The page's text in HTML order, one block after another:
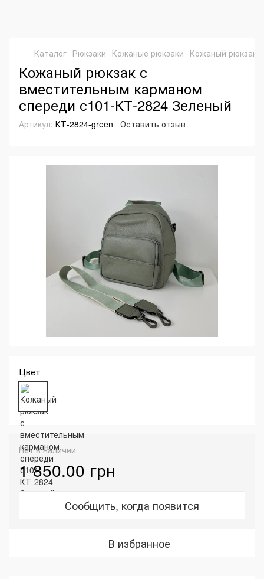
Каталог Рюкзаки Кожаные рюкзаки Кожаный рюкзак
Кожаный рюкзак с
вместительным карманом
спереди с101-КТ-2824 Зеленый
Артикул: КТ-2824-green Оставить отзыв
Цвет
Нет в наличии
1 850.00 грн
Сообщить, когда появится
В избранное